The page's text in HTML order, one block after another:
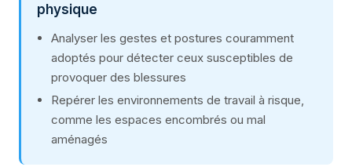
physique
Analyser les gestes et postures couramment
adoptés pour détecter ceux susceptibles de
provoquer des blessures
Repérer les environnements de travail à risque,
comme les espaces encombrés ou mal
aménagés